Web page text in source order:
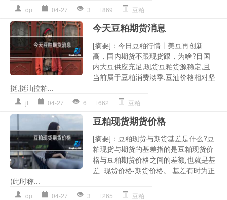
dp 04-27 3 869 豆粕
今天豆粕期货消息
[摘要]：今日豆粕行情丨美豆再创新
高，国内期货不跟现货跟，为啥?目国
内大豆供应充足,现货豆粕货源稳定,且
当前属于豆粕消费淡季,豆油价格相对坚
挺,挺油控粕...
jt 04-27 6 662 豆粕
豆粕现货期货价格
[摘要]：豆粕现货与期货基差是什么?豆
粕现货与期货的基差指的是豆粕现货价
格与豆粕期货价格之间的差额,也就是基
差=现货价格-期货价格。 基差有时为正
(此时称...
dp 04-27 3 265 豆粕